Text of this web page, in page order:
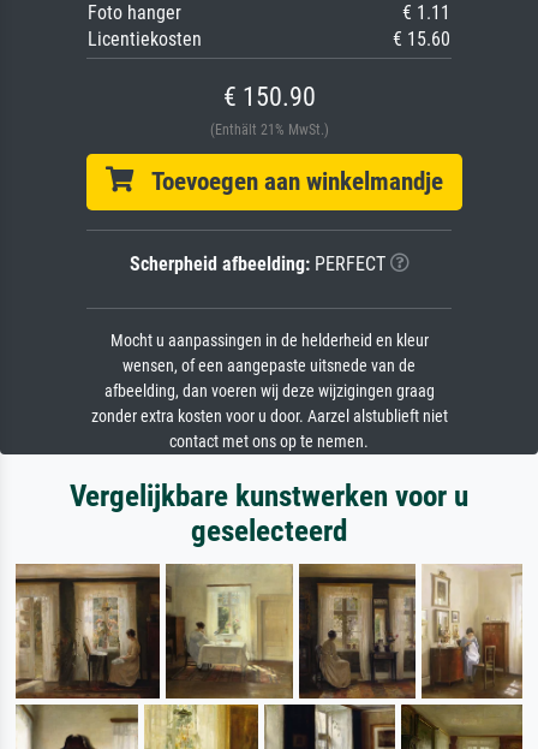
Foto hanger
€ 1.11
Licentiekosten
€ 15.60
€ 150.90
(Enthält 21% MwSt.)
Toevoegen aan winkelmandje
Scherpheid afbeelding:PERFECT
Mocht u aanpassingen in de helderheid en kleur
wensen, of een aangepaste uitsnede van de
afbeelding, dan voeren wij deze wijzigingen graag
zonder extra kosten voor u door. Aarzel alstublieft niet
contact met ons op te nemen.
Vergelijkbare kunstwerken voor u
geselecteerd